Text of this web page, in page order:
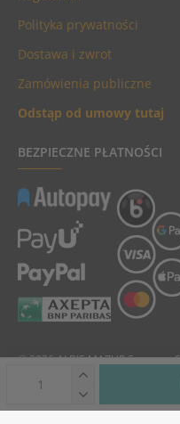
Polityka prywatności
Dostawa i zwrot
Zamówienia publiczne
Odstąp od umowy tutaj
BEZPIECZNE PŁATNOŚCI
© 2026 ALBIS MAZUR Sp. z o.o.
podatek VAT i nie zawierają